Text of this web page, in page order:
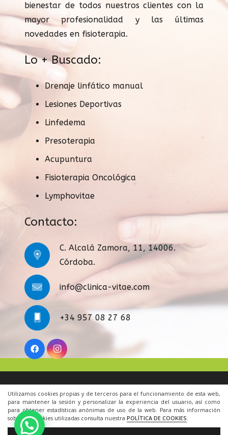
Utilizamos cookies propias y de terceros para el funcionamiento de esta web,
para mantener la sesión y personalizar la experiencia del usuario, así como
para obtener estadísticas anónimas de uso de la web. Para más información
sobre las cookies utilizadas consulta nuestra POLÍTICA DE COOKIES.
bienestar de todos nuestros clientes con la
mayor profesionalidad y las últimas
novedades en fisioterapia.
Lo + Buscado:
Drenaje linfático manual
Lesiones Deportivas
Linfedema
Presoterapia
Acupuntura
Fisioterapia Oncológica
Lymphovitae
Contacto:
C. Alcalá Zamora, 11, 14006.
Córdoba.
info@clinica-vitae.com
+34 957 08 27 68
Legal | Condiciones Generales | Cookies|Contacto
© 2022 Todos los derechos reservados.